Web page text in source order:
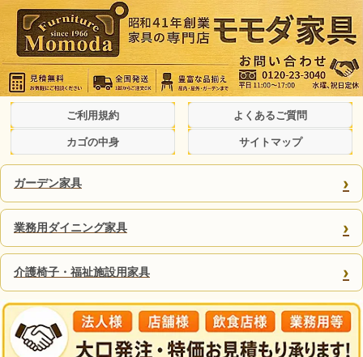
ご利用規約 よくあるご質問
カゴの中身 サイトマップ
ガーデン家具 ›
業務用ダイニング家具 ›
介護椅子・福祉施設用家具 ›